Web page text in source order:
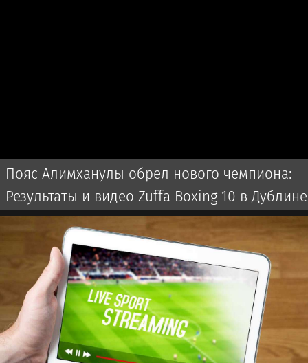
Пояс Алимханулы обрел нового чемпиона:
Результаты и видео Zuffa Boxing 10 в Дублине